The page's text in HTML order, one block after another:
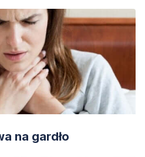
na gardło